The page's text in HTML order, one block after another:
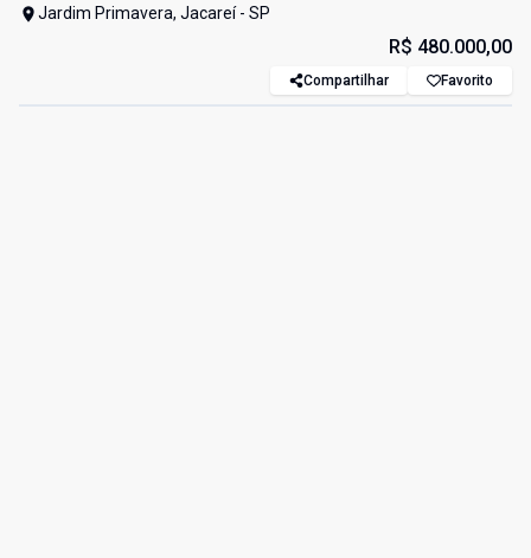
Jardim Primavera, Jacareí - SP
R$ 480.000,00
Compartilhar Favorito